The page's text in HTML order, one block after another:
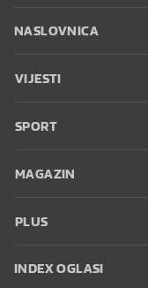
NASLOVNICA
VIJESTI
SPORT
MAGAZIN
PLUS
INDEX OGLASI